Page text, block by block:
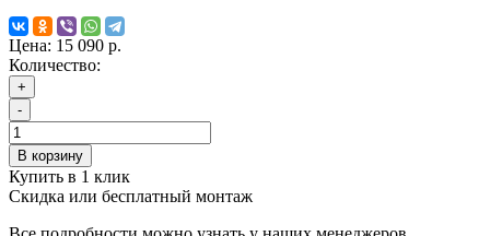
Цена: 15 090 р.
Количество:
+
-
В корзину
Купить в 1 клик
Скидка или бесплатный монтаж